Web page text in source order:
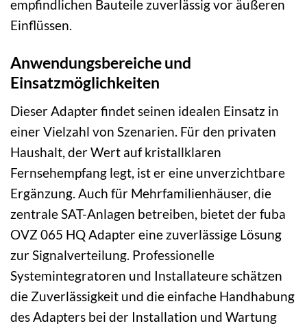
empfindlichen Bauteile zuverlässig vor äußeren
Einflüssen.
Anwendungsbereiche und
Einsatzmöglichkeiten
Dieser Adapter findet seinen idealen Einsatz in
einer Vielzahl von Szenarien. Für den privaten
Haushalt, der Wert auf kristallklaren
Fernsehempfang legt, ist er eine unverzichtbare
Ergänzung. Auch für Mehrfamilienhäuser, die
zentrale SAT-Anlagen betreiben, bietet der fuba
OVZ 065 HQ Adapter eine zuverlässige Lösung
zur Signalverteilung. Professionelle
Systemintegratoren und Installateure schätzen
die Zuverlässigkeit und die einfache Handhabung
des Adapters bei der Installation und Wartung